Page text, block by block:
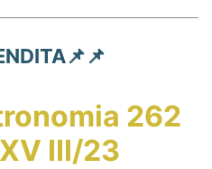
262
III/23